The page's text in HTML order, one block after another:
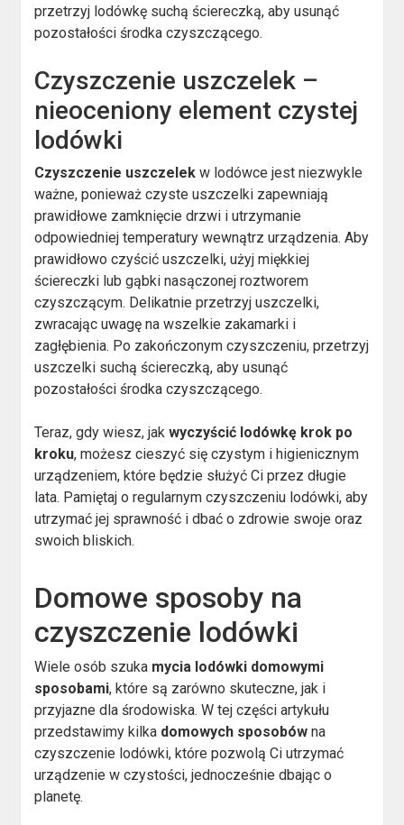
przetrzyj lodówkę suchą ściereczką, aby usunąć
pozostałości środka czyszczącego.
Czyszczenie uszczelek –
nieoceniony element czystej
lodówki
Czyszczenie uszczelek w lodówce jest niezwykle
ważne, ponieważ czyste uszczelki zapewniają
prawidłowe zamknięcie drzwi i utrzymanie
odpowiedniej temperatury wewnątrz urządzenia. Aby
prawidłowo czyścić uszczelki, użyj miękkiej
ściereczki lub gąbki nasączonej roztworem
czyszczącym. Delikatnie przetrzyj uszczelki,
zwracając uwagę na wszelkie zakamarki i
zagłębienia. Po zakończonym czyszczeniu, przetrzyj
uszczelki suchą ściereczką, aby usunąć
pozostałości środka czyszczącego.
Teraz, gdy wiesz, jakwyczyścić lodówkę krok po
kroku, możesz cieszyć się czystym i higienicznym
urządzeniem, które będzie służyć Ci przez długie
lata. Pamiętaj o regularnym czyszczeniu lodówki, aby
utrzymać jej sprawność i dbać o zdrowie swoje oraz
swoich bliskich.
Domowe sposoby na
czyszczenie lodówki
Wiele osób szuka mycia lodówki domowymi
sposobami, które są zarówno skuteczne, jak i
przyjazne dla środowiska. W tej części artykułu
przedstawimy kilka domowych sposobów na
czyszczenie lodówki, które pozwolą Ci utrzymać
urządzenie w czystości, jednocześnie dbając o
planetę.